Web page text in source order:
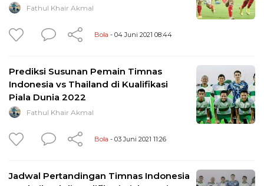
Fathul Khair Akmal
Bola - 04 Juni 2021 08:44
Prediksi Susunan Pemain Timnas
Indonesia vs Thailand di Kualifikasi
Piala Dunia 2022
Fathul Khair Akmal
Bola - 03 Juni 2021 11:26
Jadwal Pertandingan Timnas Indonesia